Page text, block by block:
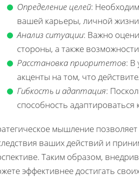
Определение целей:
вашей карьеры, личной
Анализ ситуации: Важно
стороны, а также
Расстановка приоритетов: В
акценты на том, что
Гибкость и адаптация:
способность
мышление
ваших действий и
Таким образом,
эффективнее достигать